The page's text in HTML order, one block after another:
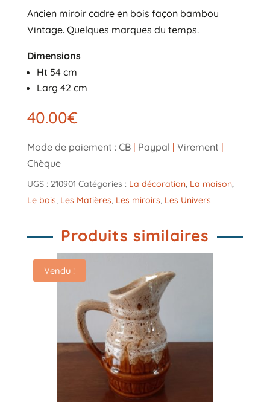
Ancien miroir cadre en bois façon bambou
Vintage. Quelques marques du temps.
Dimensions
Ht 54 cm
Larg 42 cm
40.00€
Mode de paiement : CB | Paypal | Virement |
Chèque
UGS : 210901 Catégories : La décoration, La maison,
Le bois, Les Matières, Les miroirs, Les Univers
Produits similaires
Vendu !